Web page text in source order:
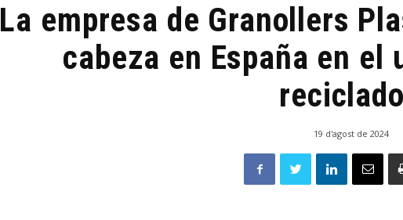
La empresa de Granollers
cabeza en España en el
19 d'agost de 2024